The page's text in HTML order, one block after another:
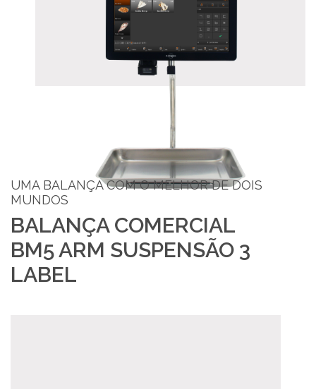
UMA BALANÇA COM O MELHOR DE DOIS
MUNDOS
BALANÇA COMERCIAL
BM5 ARM SUSPENSÃO 3
LABEL